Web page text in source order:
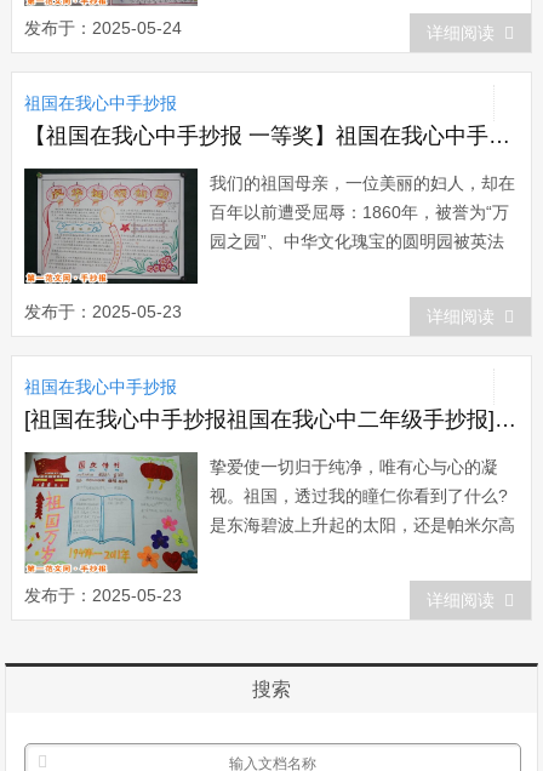
朵太阳花，我们伟大的祖国，在全国人民
心中似为母亲。母亲啊，母亲，你用自己
的身体，哺育了我们，你用自己甘甜的乳
汁滋润着我们，你用自己宽大的胸怀包容
着我们 ...
发布于：2025-05-24 详细阅读
祖国在我心中手抄报
【祖国在我心中手抄报 一等奖】祖国在我心中手抄报：我的祖国母亲
我们的祖国母亲，一位美丽的妇人，却在
百年以前遭受屈辱：1860年，被誉为“万
园之园”、中华文化瑰宝的圆明园被英法
年9月18日，日军以荒唐的借口向中国北
部发动攻击，次日攻占沈阳城，仅四个月
内，整个东北地区沦陷，3000万父老成
发布于：2025-05-23 详细阅读
祖国在我心中手抄报
[祖国在我心中手抄报祖国在我心中二年级手抄报]祖国在我心中手抄报：祖国，在我心中
挚爱使一切归于纯净，唯有心与心的凝
视。祖国，透过我的瞳仁你看到了什么?
是东海碧波上升起的太阳，还是帕米尔高
的辽阔北国，还是花开三月、草长莺飞的
春色南疆?是敦煌飞天的曼歌轻舞，还是
秀丽，还是黄山云海的神秘莫测? 只见共
和国的旗...
发布于：2025-05-23 详细阅读
搜索